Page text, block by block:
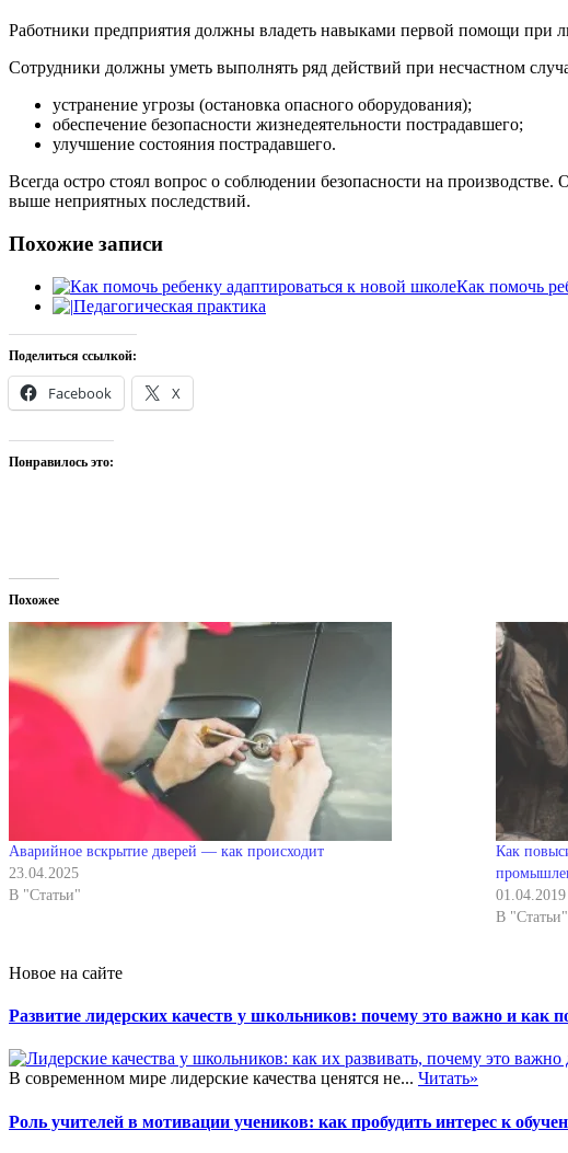
Работники предприятия должны владеть навыками первой помощи при
Сотрудники должны уметь выполнять ряд действий при несчастном
устранение угрозы (остановка опасного оборудования);
обеспечение безопасности жизнедеятельности пострадавшего;
улучшение состояния пострадавшего.
Всегда остро стоял вопрос о соблюдении безопасности на
выше неприятных последствий.
Похожие записи
Как помочь
Педагогическая практика
Поделиться ссылкой:
Facebook X
Понравилось это:
Похожее
Аварийное вскрытие дверей — как происходит
23.04.2025
В "Статьи"
Как
01.04.2019
В "Статьи"
Новое на сайте
Развитие лидерских качеств у школьников: почему это важно и как
В современном мире лидерские качества ценятся не... Читать»
Роль учителей в мотивации учеников: как пробудить интерес к